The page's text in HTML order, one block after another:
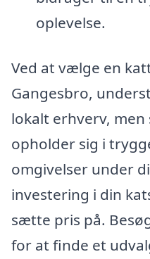
oplevelse.
Ved at vælge en
Gangesbro,
lokalt erhverv,
opholder sig i
omgivelser under
investering i din
sætte pris på.
for at finde et